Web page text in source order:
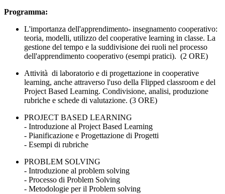
Programma:
L'importanza dell'apprendimento- insegnamento cooperativo:
teoria, modelli, utilizzo del cooperative learning in classe. La
gestione del tempo e la suddivisione dei ruoli nel processo
dell'apprendimento cooperativo (esempi pratici). (2 ORE)
Attività di laboratorio e di progettazione in cooperative
learning, anche attraverso l'uso della Flipped classroom e del
Project Based Learning. Condivisione, analisi, produzione
rubriche e schede di valutazione. (3 ORE)
PROJECT BASED LEARNING
- Introduzione al Project Based Learning
- Pianificazione e Progettazione di Progetti
- Esempi di rubriche
PROBLEM SOLVING
- Introduzione al problem solving
- Processo di Problem Solving
- Metodologie per il Problem solving